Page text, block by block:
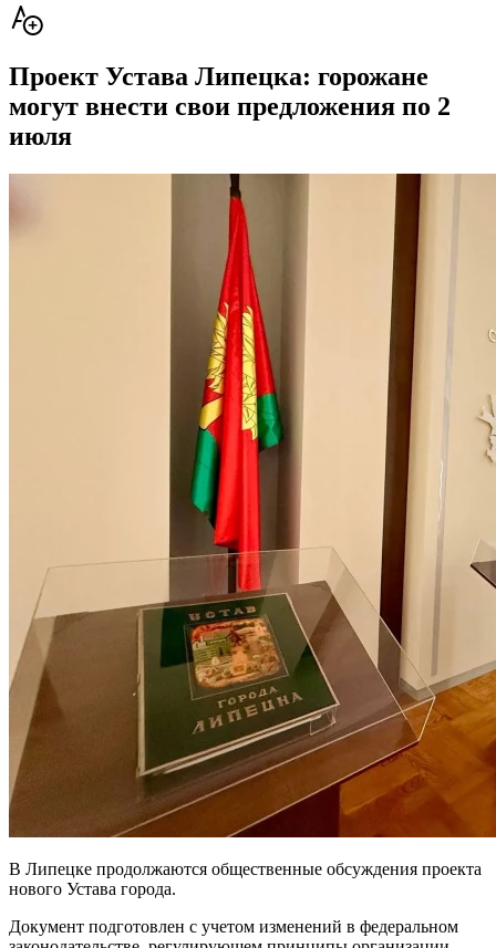
Проект Устава Липецка: горожане
могут внести свои предложения по 2
июля
В Липецке продолжаются общественные обсуждения проекта
нового Устава города.
Документ подготовлен с учетом изменений в федеральном